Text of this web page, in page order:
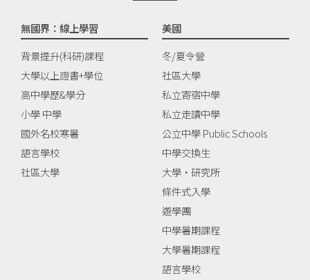
無國界：線上學習
背景提升(科研)課程
大學以上證書+學位
高中學歷&學分
小學 中學
國外名校寒暑
語言學校
社區大學
美國
冬/夏令營
社區大學
私立寄宿中學
私立走讀中學
公立中學 Public Schools
中學交換生
大學‧研究所
條件式入學
遊學團
中學暑期課程
大學暑期課程
語言學校